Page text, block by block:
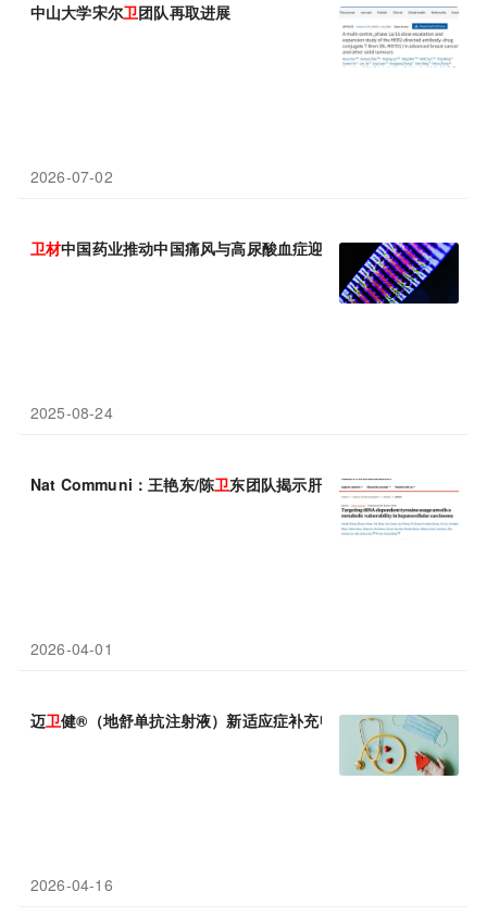
中山大学宋尔卫团队再取进展
2026-07-02
卫材中国药业推动中国痛风与高尿酸血症迎来精准降酸新征程
2025-08-24
Nat Communi：王艳东/陈卫东团队揭示肝癌治疗中新的代谢脆弱
2026-04-01
迈卫健®（地舒单抗注射液）新适应症补充申请获NMPA受理
2026-04-16